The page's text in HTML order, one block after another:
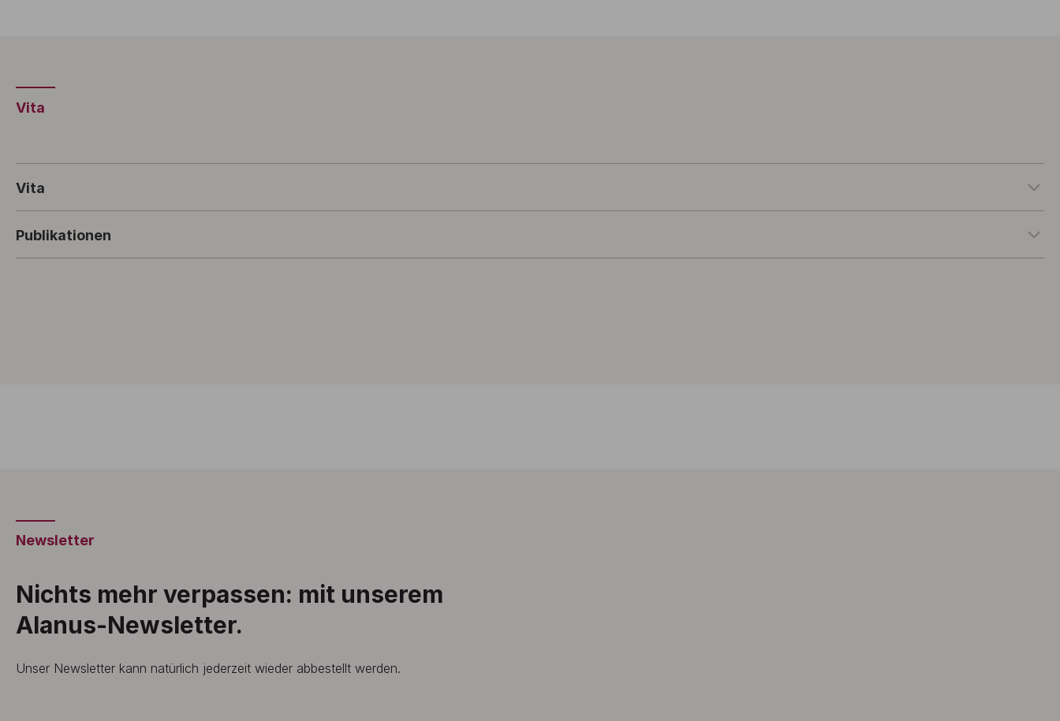
Vita
Vita
Publikationen
Newsletter
Nichts mehr verpassen: mit unserem
Alanus-Newsletter.
Unser Newsletter kann natürlich jederzeit wieder abbestellt werden.